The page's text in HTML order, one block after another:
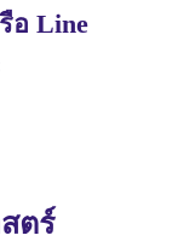
อ Line
ตร์